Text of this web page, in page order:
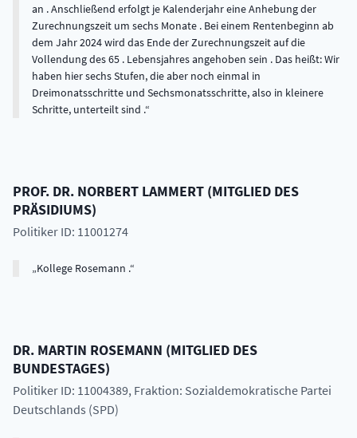
an . Anschließend erfolgt je Kalenderjahr eine Anhebung der
Zurechnungszeit um sechs Monate . Bei einem Rentenbeginn ab
dem Jahr 2024 wird das Ende der Zurechnungszeit auf die
Vollendung des 65 . Lebensjahres angehoben sein . Das heißt: Wir
haben hier sechs Stufen, die aber noch einmal in
Dreimonatsschritte und Sechsmonatsschritte, also in kleinere
Schritte, unterteilt sind .
PROF. DR. NORBERT LAMMERT (MITGLIED DES
PRÄSIDIUMS)
Politiker ID: 11001274
Kollege Rosemann .
DR. MARTIN ROSEMANN (MITGLIED DES
BUNDESTAGES)
Politiker ID: 11004389, Fraktion: Sozialdemokratische Partei
Deutschlands (SPD)